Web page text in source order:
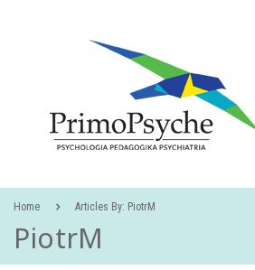
Home Articles By: PiotrM
PiotrM